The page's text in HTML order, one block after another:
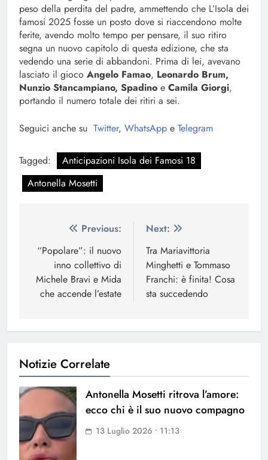
peso della perdita del padre, ammettendo che L’Isola dei
famosi 2025 fosse un posto dove si riaccendono molte
ferite, avendo molto tempo per pensare, il suo ritiro
segna un nuovo capitolo di questa edizione, che sta
vedendo una serie di abbandoni. Prima di lei, avevano
lasciato il gioco Angelo Famao, Leonardo Brum,
Nunzio Stancampiano, Spadino e Camila Giorgi,
portando il numero totale dei ritiri a sei.
Seguici anche su Twitter, WhatsApp e Telegram
Tagged:
Anticipazioni Isola dei Famosi 18
Antonella Mosetti
Navigazione
articoli
Previous:
“Popolare”: il nuovo
inno collettivo di
Michele Bravi e Mida
che accende l’estate
Next:
Tra Mariavittoria
Minghetti e Tommaso
Franchi: è finita! Cosa
sta succedendo
Notizie Correlate
Antonella Mosetti ritrova l’amore:
ecco chi è il suo nuovo compagno
13 Luglio 2026 • 11:13